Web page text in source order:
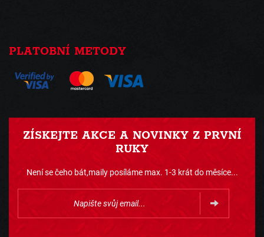
PLATOBNÍ METODY
ZÍSKEJTE AKCE A NOVINKY Z PRVNÍ
RUKY
Není se čeho bát,maily posíláme max. 1-3 krát do měsíce...